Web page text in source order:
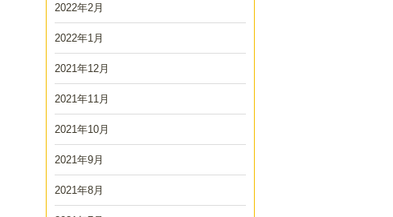
2022年2月
2022年1月
2021年12月
2021年11月
2021年10月
2021年9月
2021年8月